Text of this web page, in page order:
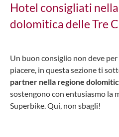
Hotel consigliati
dolomitica delle Tre
Un buon consiglio non deve
piacere, in questa sezione ti
partner nella regione
sostengono con entusiasmo la
Superbike. Qui, non sbagli!